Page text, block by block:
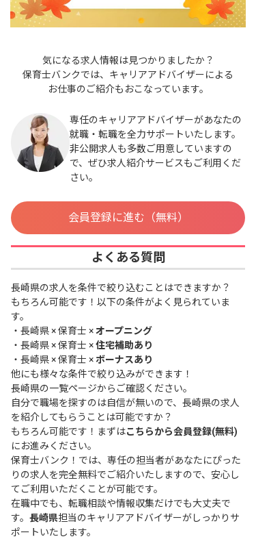
気になる求人情報は見つかりましたか？
保育士バンクでは、キャリアアドバイザーによる
お仕事のご紹介もおこなっています。
専任のキャリアアドバイザーがあなたの
就職・転職を全力サポートいたします。
非公開求人も多数ご用意していますの
で、ぜひ求人紹介サービスもご利用くだ
さい。
会員登録に進む（無料）
よくある質問
長崎県の求人を条件で絞り込むことはできますか？
もちろん可能です！以下の条件がよく見られていま
す。
・ 長崎県 × 保育士 ×オープニング
・ 長崎県 × 保育士 ×住宅補助あり
・ 長崎県 × 保育士 ×ボーナスあり
他にも様々な条件で絞り込みができます！
長崎県の一覧ページからご確認ください。
自分で職場を探すのは自信が無いので、長崎県の求人
を紹介してもらうことは可能ですか？
もちろん可能です！まずはこちらから会員登録(無料)
にお進みください。
保育士バンク！では、専任の担当者があなたにぴった
りの求人を完全無料でご紹介いたしますので、安心し
てご利用いただくことが可能です。
在職中でも、転職相談や情報収集だけでも大丈夫で
す。 長崎県担当のキャリアアドバイザーがしっかりサ
ポートいたします。